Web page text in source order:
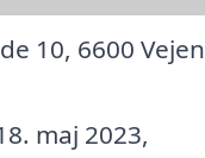
10, 6600 Vejen
maj 2023,